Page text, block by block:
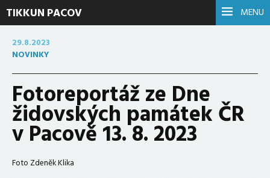
MENU
TIKKUN PACOV
29.8.2023
NOVINKY
Fotoreportáž ze Dne
židovských památek ČR
v Pacově 13. 8. 2023
Foto Zdeněk Klika